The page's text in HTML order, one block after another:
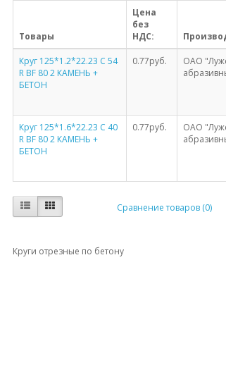
Товары
Цена
без
НДС:
Круг 125*1.2*22.23 С 54
R BF 80 2 КАМЕНЬ +
БЕТОН
0.77руб.
ОАО
Круг 125*1.6*22.23 С 40
R BF 80 2 КАМЕНЬ +
БЕТОН
0.77руб.
ОАО
Сравнение товаров (0)
Круги отрезные по бетону